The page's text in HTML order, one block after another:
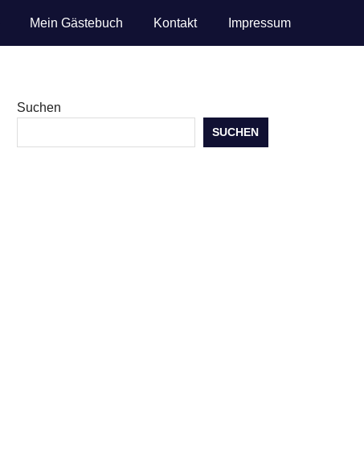
Mein Gästebuch Kontakt Impressum
Suchen
SUCHEN